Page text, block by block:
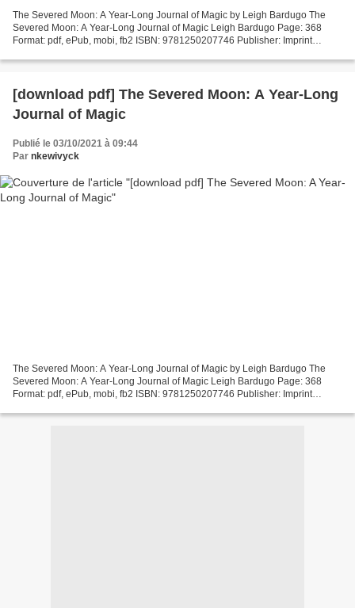
The Severed Moon: A Year-Long Journal of Magic by Leigh Bardugo The
Severed Moon: A Year-Long Journal of Magic Leigh Bardugo Page: 368
Format: pdf, ePub, mobi, fb2 ISBN: 9781250207746 Publisher: Imprint
[download pdf] The Severed Moon: A Year-Long
Journal of Magic
Publié le 03/10/2021 à 09:44
Par nkewivyck
The Severed Moon: A Year-Long Journal of Magic by Leigh Bardugo The
Severed Moon: A Year-Long Journal of Magic Leigh Bardugo Page: 368
Format: pdf, ePub, mobi, fb2 ISBN: 9781250207746 Publisher: Imprint